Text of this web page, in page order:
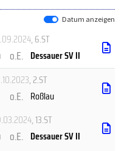
Datum anzeigen
, 6.ST
o.E. Dessauer SV II
, 2.ST
o.E. Roßlau
, 13.ST
o.E. Dessauer SV II